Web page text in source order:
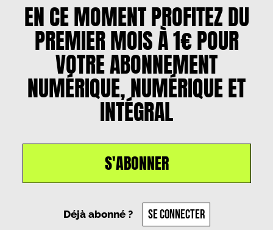
EN CE MOMENT PROFITEZ DU
PREMIER MOIS À 1€ POUR
VOTRE ABONNEMENT
NUMÉRIQUE, NUMÉRIQUE ET
INTÉGRAL
S'ABONNER
Déjà abonné ? SE CONNECTER
Juliette Josset, le